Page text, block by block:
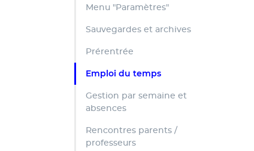
Menu "Paramètres"
Sauvegardes et archives
Prérentrée
Emploi du temps
Gestion par semaine et
absences
Rencontres parents /
professeurs